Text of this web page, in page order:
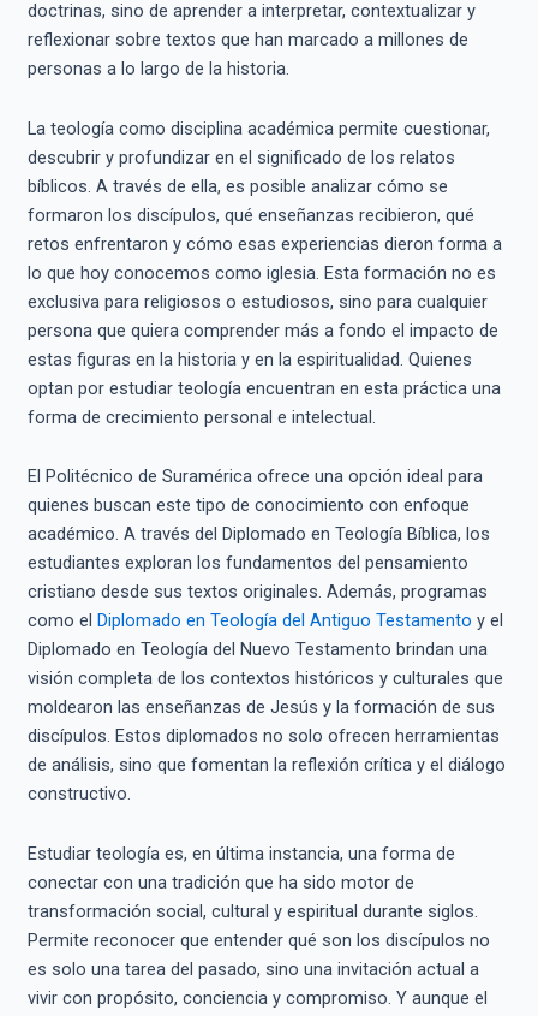
doctrinas, sino de aprender a interpretar, contextualizar y
reflexionar sobre textos que han marcado a millones de
personas a lo largo de la historia.
La teología como disciplina académica permite cuestionar,
descubrir y profundizar en el significado de los relatos
bíblicos. A través de ella, es posible analizar cómo se
formaron los discípulos, qué enseñanzas recibieron, qué
retos enfrentaron y cómo esas experiencias dieron forma a
lo que hoy conocemos como iglesia. Esta formación no es
exclusiva para religiosos o estudiosos, sino para cualquier
persona que quiera comprender más a fondo el impacto de
estas figuras en la historia y en la espiritualidad. Quienes
optan por estudiar teología encuentran en esta práctica una
forma de crecimiento personal e intelectual.
El Politécnico de Suramérica ofrece una opción ideal para
quienes buscan este tipo de conocimiento con enfoque
académico. A través del Diplomado en Teología Bíblica, los
estudiantes exploran los fundamentos del pensamiento
cristiano desde sus textos originales. Además, programas
como el Diplomado en Teología del Antiguo Testamento y el
Diplomado en Teología del Nuevo Testamento brindan una
visión completa de los contextos históricos y culturales que
moldearon las enseñanzas de Jesús y la formación de sus
discípulos. Estos diplomados no solo ofrecen herramientas
de análisis, sino que fomentan la reflexión crítica y el diálogo
constructivo.
Estudiar teología es, en última instancia, una forma de
conectar con una tradición que ha sido motor de
transformación social, cultural y espiritual durante siglos.
Permite reconocer que entender qué son los discípulos no
es solo una tarea del pasado, sino una invitación actual a
vivir con propósito, conciencia y compromiso. Y aunque el